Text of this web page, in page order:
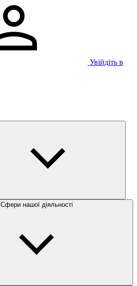
Увійдіть в
Сфери нашої діяльності